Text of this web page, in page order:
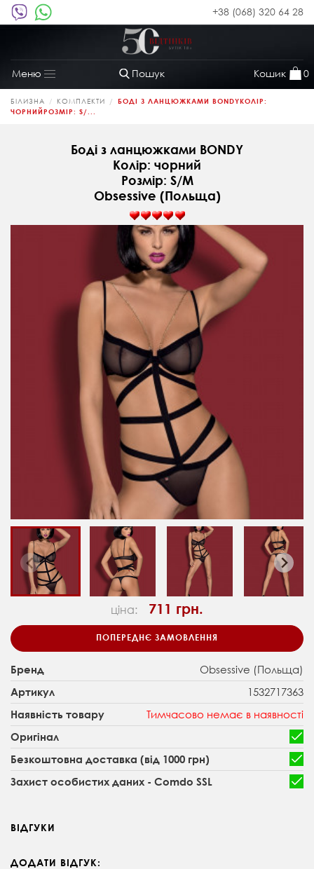
+38 (068) 320 64 28
Пошук Кошик 0
Меню
Toggle
navigation
БІЛИЗНА КОМПЛЕКТИ
БОДІ З ЛАНЦЮЖКАМИ BONDYКОЛІР:
ЧОРНИЙРОЗМІР: S/...
Боді з ланцюжками BONDY
Колір: чорний
Розмір: S/M
Obsessive (Польща)
ціна: 711 грн.
ПОПЕРЕДНЄ ЗАМОВЛЕННЯ
Бренд Obsessive (Польща)
Артикул 1532717363
Наявність товару Тимчасово немає в наявності
Оригінал
Безкоштовна доставка (від 1000 грн)
Захист особистих даних - Comdo SSL
ВІДГУКИ
ДОДАТИ ВІДГУК: